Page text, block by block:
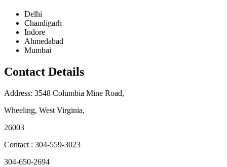
Delhi
Chandigarh
Indore
Ahmedabad
Mumbai
Contact Details
Address: 3548 Columbia Mine Road,
Wheeling, West Virginia,
26003
Contact : 304-559-3023
304-650-2694